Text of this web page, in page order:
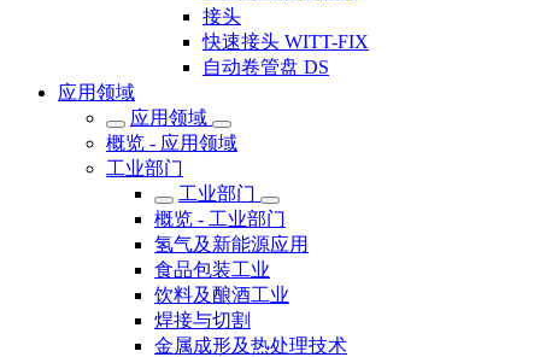
接头
快速接头 WITT-FIX
自动卷管盘 DS
应用领域
应用领域
概览 - 应用领域
工业部门
工业部门
概览 - 工业部门
氢气及新能源应用
食品包装工业
饮料及酿酒工业
焊接与切割
金属成形及热处理技术